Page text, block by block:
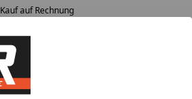
Kauf auf Rechnung